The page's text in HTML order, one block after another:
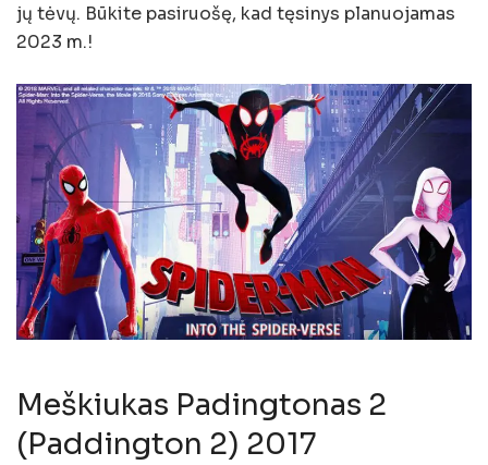
jų tėvų. Būkite pasiruošę, kad tęsinys planuojamas
2023 m.!
Meškiukas Padingtonas 2
(Paddington 2) 2017